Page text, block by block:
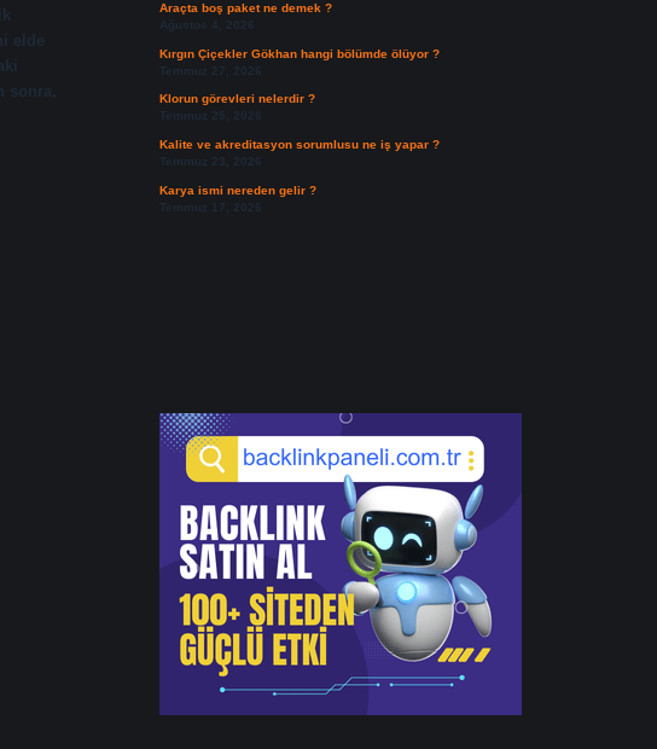
elde
sonra,
Araçta boş paket ne demek ?
Ağustos 4, 2026
Kırgın Çiçekler Gökhan hangi bölümde ölüyor ?
Temmuz 27, 2026
Klorun görevleri nelerdir ?
Temmuz 25, 2026
Kalite ve akreditasyon sorumlusu ne iş yapar ?
Temmuz 23, 2026
Karya ismi nereden gelir ?
Temmuz 17, 2026